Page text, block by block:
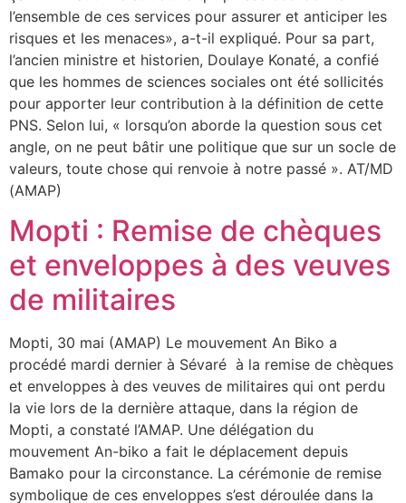
l’ensemble de ces services pour assurer et anticiper les
risques et les menaces», a-t-il expliqué. Pour sa part,
l’ancien ministre et historien, Doulaye Konaté, a confié
que les hommes de sciences sociales ont été sollicités
pour apporter leur contribution à la définition de cette
PNS. Selon lui, « lorsqu’on aborde la question sous cet
angle, on ne peut bâtir une politique que sur un socle de
valeurs, toute chose qui renvoie à notre passé ». AT/MD
(AMAP)
Mopti : Remise de chèques
et enveloppes à des veuves
de militaires
Mopti, 30 mai (AMAP) Le mouvement An Biko a
procédé mardi dernier à Sévaré à la remise de chèques
et enveloppes à des veuves de militaires qui ont perdu
la vie lors de la dernière attaque, dans la région de
Mopti, a constaté l’AMAP. Une délégation du
mouvement An-biko a fait le déplacement depuis
Bamako pour la circonstance. La cérémonie de remise
symbolique de ces enveloppes s’est déroulée dans la